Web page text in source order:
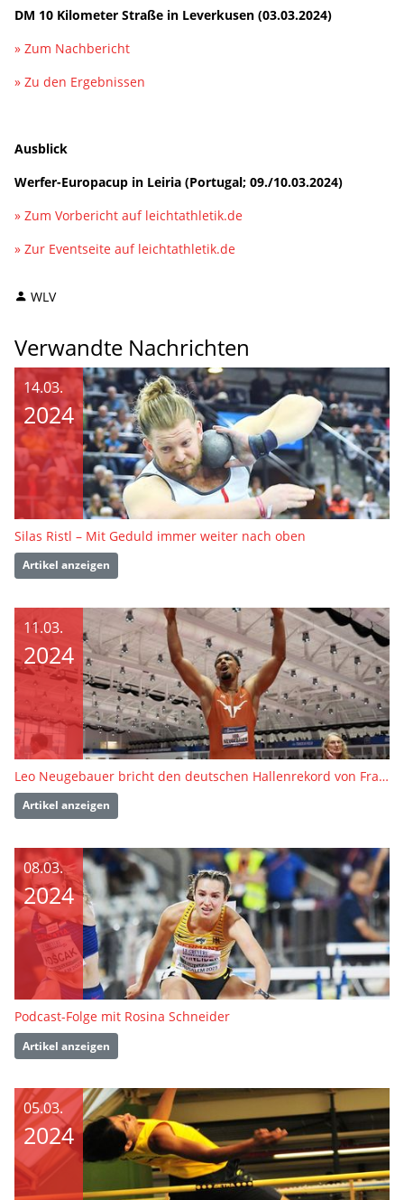
DM 10 Kilometer Straße in Leverkusen (03.03.2024)
» Zum Nachbericht
» Zu den Ergebnissen
Ausblick
Werfer-Europacup in Leiria (Portugal; 09./10.03.2024)
» Zum Vorbericht auf leichtathletik.de
» Zur Eventseite auf leichtathletik.de
WLV
Verwandte Nachrichten
14.03.
2024
Silas Ristl – Mit Geduld immer weiter nach oben
Artikel anzeigen
11.03.
2024
Leo Neugebauer bricht den deutschen Hallenrekord von Frank Busemann
Artikel anzeigen
08.03.
2024
Podcast-Folge mit Rosina Schneider
Artikel anzeigen
05.03.
2024